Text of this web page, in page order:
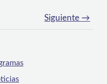
Siguiente →